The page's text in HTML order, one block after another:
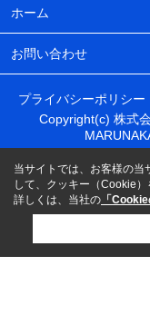
ホーム
お問い合わせ
プライバシーポリシー
Copyright(c) 株式
当サイトでは、お客様の当
して、クッキー（Cookie）
詳しくは、当社の 「